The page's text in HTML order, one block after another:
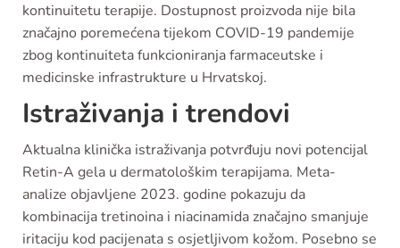
kontinuitetu terapije. Dostupnost proizvoda nije bila
značajno poremećena tijekom COVID-19 pandemije
zbog kontinuiteta funkcioniranja farmaceutske i
medicinske infrastrukture u Hrvatskoj.
Istraživanja i trendovi
Aktualna klinička istraživanja potvrđuju novi potencijal
Retin-A gela u dermatološkim terapijama. Meta-
analize objavljene 2023. godine pokazuju da
kombinacija tretinoina i niacinamida značajno smanjuje
iritaciju kod pacijenata s osjetljivom kožom. Posebno se